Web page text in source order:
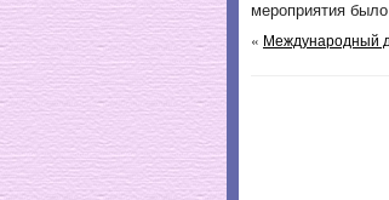
мероприятия
« Международный